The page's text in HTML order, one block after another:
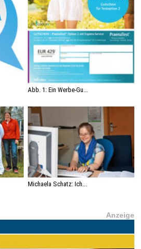
Abb. 1: Ein Werbe-Gu...
Michaela Schatz: Ich...
Anzeige